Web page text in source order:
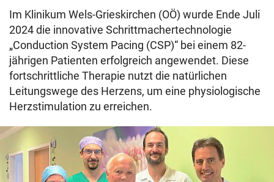
Im Klinikum Wels-Grieskirchen (OÖ) wurde Ende Juli
2024 die innovative Schrittmachertechnologie
„Conduction System Pacing (CSP)“ bei einem 82-
jährigen Patienten erfolgreich angewendet. Diese
fortschrittliche Therapie nutzt die natürlichen
Leitungswege des Herzens, um eine physiologische
Herzstimulation zu erreichen.